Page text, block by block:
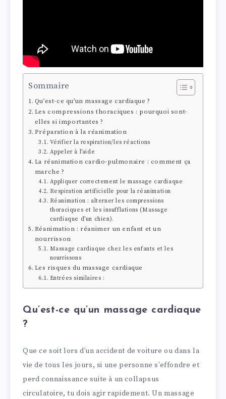
Sommaire
Qu’est-ce qu’un massage cardiaque ?
Les compressions thoraciques : pourquoi sont-
elles si importantes ?
Préparation à la réanimation
Vérifier la respiration/les réactions
Appeler à l’aide
La réanimation cardio-pulmonaire : comment ça
marche ?
Appliquer correctement le massage cardiaque
Respiration artificielle pour la réanimation
Réanimation : alterner les compressions
thoraciques et les insufflations (Massage
cardiaque d’un chien).
Réanimation : réanimer un enfant et un
nourrisson
Massage cardiaque chez les enfants et les
nourrissons
Les risques du massage cardiaque
Entrées similaires :
Qu’est-ce qu’un massage cardiaque
?
Que ce soit lors d’un accident de voiture ou dans la
vie de tous les jours, si une personne s’effondre et
perd connaissance suite à un collapsus
circulatoire, tu dois agir rapidement. Un massage